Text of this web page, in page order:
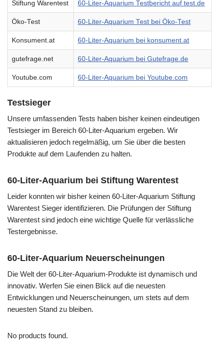
Stiftung Warentest 60-Liter-Aquarium Testbericht auf test.de
Öko-Test 60-Liter-Aquarium Test bei Öko-Test
Konsument.at 60-Liter-Aquarium bei konsument.at
gutefrage.net 60-Liter-Aquarium bei Gutefrage.de
Youtube.com 60-Liter-Aquarium bei Youtube.com
Testsieger
Unsere umfassenden Tests haben bisher keinen eindeutigen
Testsieger im Bereich 60-Liter-Aquarium ergeben. Wir
aktualisieren jedoch regelmäßig, um Sie über die besten
Produkte auf dem Laufenden zu halten.
60-Liter-Aquarium bei Stiftung Warentest
Leider konnten wir bisher keinen 60-Liter-Aquarium Stiftung
Warentest Sieger identifizieren. Die Prüfungen der Stiftung
Warentest sind jedoch eine wichtige Quelle für verlässliche
Testergebnisse.
60-Liter-Aquarium Neuerscheinungen
Die Welt der 60-Liter-Aquarium-Produkte ist dynamisch und
innovativ. Werfen Sie einen Blick auf die neuesten
Entwicklungen und Neuerscheinungen, um stets auf dem
neuesten Stand zu bleiben.
No products found.